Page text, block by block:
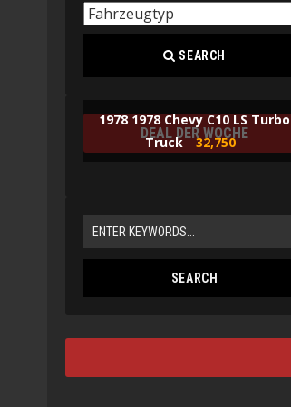
SEARCH
DEAL DER WOCHE
1978 1978 Chevy C10 LS Turbo
Truck 32,750